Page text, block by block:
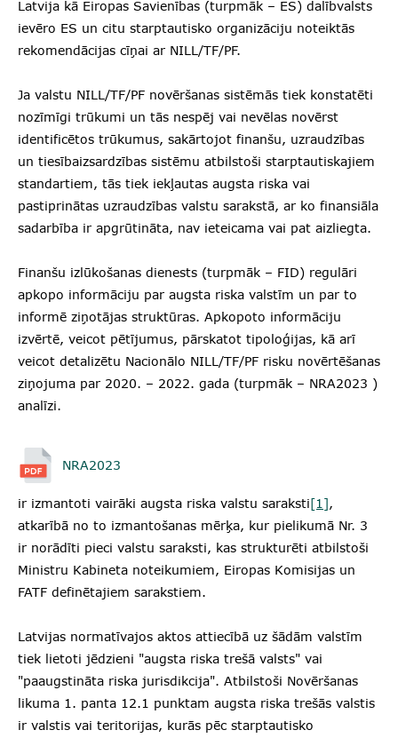
Latvija kā Eiropas Savienības (turpmāk – ES) dalībvalsts
ievēro ES un citu starptautisko organizāciju noteiktās
rekomendācijas cīņai ar NILL/TF/PF.
Ja valstu NILL/TF/PF novēršanas sistēmās tiek konstatēti
nozīmīgi trūkumi un tās nespēj vai nevēlas novērst
identificētos trūkumus, sakārtojot finanšu, uzraudzības
un tiesībaizsardzības sistēmu atbilstoši starptautiskajiem
standartiem, tās tiek iekļautas augsta riska vai
pastiprinātas uzraudzības valstu sarakstā, ar ko finansiāla
sadarbība ir apgrūtināta, nav ieteicama vai pat aizliegta.
Finanšu izlūkošanas dienests (turpmāk – FID) regulāri
apkopo informāciju par augsta riska valstīm un par to
informē ziņotājas struktūras. Apkopoto informāciju
izvērtē, veicot pētījumus, pārskatot tipoloģijas, kā arī
veicot detalizētu Nacionālo NILL/TF/PF risku novērtēšanas
ziņojuma par 2020. – 2022. gada (turpmāk – NRA2023 )
analīzi.
NRA2023
ir izmantoti vairāki augsta riska valstu saraksti[1],
atkarībā no to izmantošanas mērķa, kur pielikumā Nr. 3
ir norādīti pieci valstu saraksti, kas strukturēti atbilstoši
Ministru Kabineta noteikumiem, Eiropas Komisijas un
FATF definētajiem sarakstiem.
Latvijas normatīvajos aktos attiecībā uz šādām valstīm
tiek lietoti jēdzieni "augsta riska trešā valsts" vai
"paaugstināta riska jurisdikcija". Atbilstoši Novēršanas
likuma 1. panta 12.1 punktam augsta riska trešās valstis
ir valstis vai teritorijas, kurās pēc starptautisko